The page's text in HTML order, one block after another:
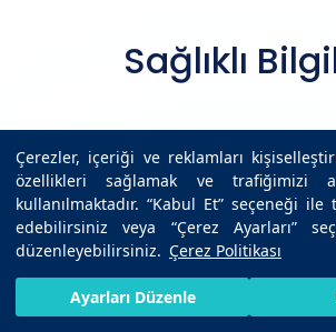
Çerezler, içeriği ve reklamları
özellikleri sağlamak ve trafiğimizi
kullanılmaktadır. “Kabul Et” seçeneği
edebilirsiniz veya “Çerez Ayarları”
düzenleyebilirsiniz. Çerez Politikası
Ayarları Düzenle
Sağlıklı
Ben aldırma nasıl yapılır:
süreç ve iyileşme rehberi
Bitki bazlı beslenmenin
bilimsel kanıt düzeyi
HIZLI RANDEVU AL